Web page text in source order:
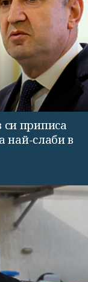
приписа
най-слаби в